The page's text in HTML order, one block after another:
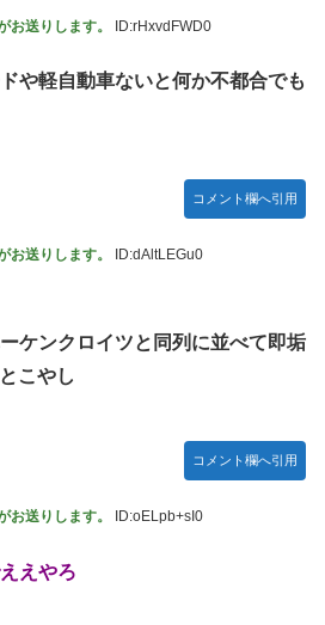
ール」+埋めネタ「ファイアホイール
ンツのなかでは比較的常識のあるほう
くれ」
」←飽きた。おっさんにしろ
いたい老犬
布予定だった非公式グッズ「オグリキ
クリル定規」意外(?)な落とし穴によ
ロプロのいう『16ビートを刻む』って
送りします。 ID:rHxvdFWD0
や軽自動車ないと何か不都合でも
コメント欄へ引用
送りします。 ID:dAltLEGu0
ケンクロイツと同列に並べて即垢
こやし
コメント欄へ引用
送りします。 ID:oELpb+sI0
えやろ